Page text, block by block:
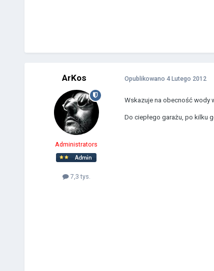
ArKos
Administrators
7,3 tys.
Opublikowano 4 Lutego 2012
Wskazuje na obecność wody
Do ciepłego garażu, po kilku